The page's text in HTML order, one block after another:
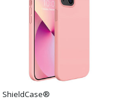
ShieldCase®